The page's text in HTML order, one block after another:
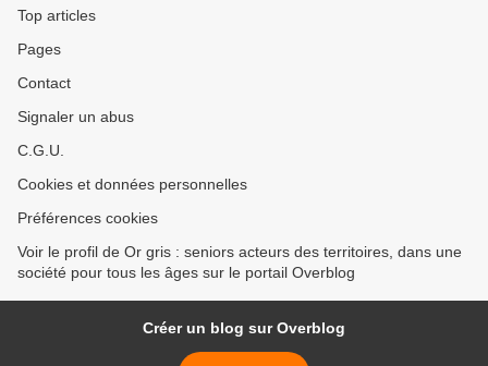
Top articles
Pages
Contact
Signaler un abus
C.G.U.
Cookies et données personnelles
Préférences cookies
Voir le profil de Or gris : seniors acteurs des territoires, dans une
société pour tous les âges sur le portail Overblog
Créer un blog sur Overblog